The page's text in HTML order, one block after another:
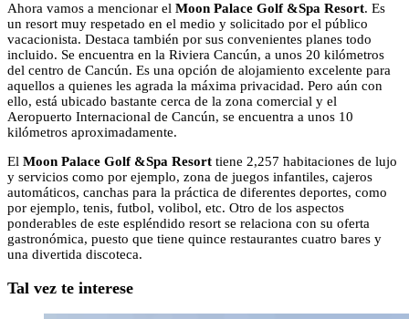
Ahora vamos a mencionar el Moon Palace Golf &Spa Resort. Es
un resort muy respetado en el medio y solicitado por el público
vacacionista. Destaca también por sus convenientes planes todo
incluido. Se encuentra en la Riviera Cancún, a unos 20 kilómetros
del centro de Cancún. Es una opción de alojamiento excelente para
aquellos a quienes les agrada la máxima privacidad. Pero aún con
ello, está ubicado bastante cerca de la zona comercial y el
Aeropuerto Internacional de Cancún, se encuentra a unos 10
kilómetros aproximadamente.
El Moon Palace Golf &Spa Resort tiene 2,257 habitaciones de lujo
y servicios como por ejemplo, zona de juegos infantiles, cajeros
automáticos, canchas para la práctica de diferentes deportes, como
por ejemplo, tenis, futbol, volibol, etc. Otro de los aspectos
ponderables de este espléndido resort se relaciona con su oferta
gastronómica, puesto que tiene quince restaurantes cuatro bares y
una divertida discoteca.
Tal vez te interese